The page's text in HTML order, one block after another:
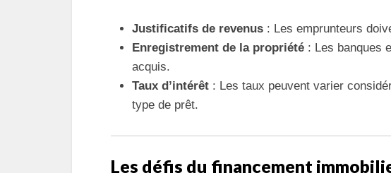
Justificatifs de revenus : Les emprunteurs
Enregistrement de la propriété : Les banques
acquis.
Taux d’intérêt : Les taux peuvent varier
type de prêt.
Les défis du financement